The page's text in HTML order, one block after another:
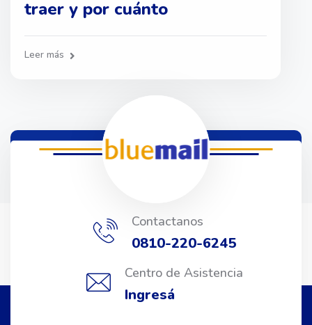
traer y por cuánto
Leer más
Contactanos
0810-220-6245
Centro de Asistencia
Ingresá